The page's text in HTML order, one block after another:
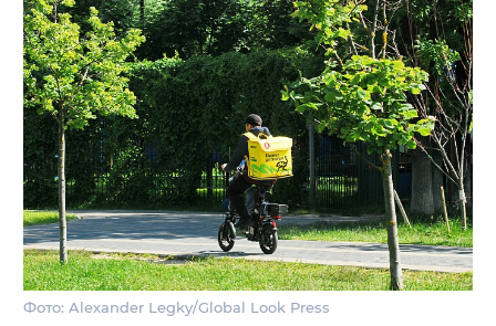
Фото: Alexander Legky/Global Look Press